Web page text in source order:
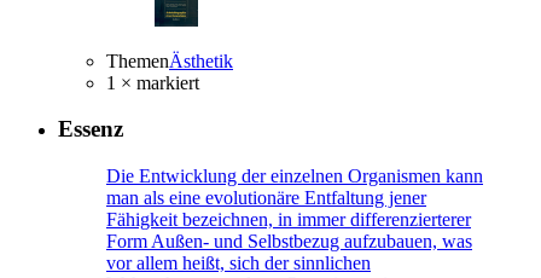
ThemenÄsthetik
1 × markiert
Essenz
Die Entwicklung der einzelnen Organismen kann
man als eine evolutionäre Entfaltung jener
Fähigkeit bezeichnen, in immer differenzierterer
Form Außen- und Selbstbezug aufzubauen, was
vor allem heißt, sich der sinnlichen